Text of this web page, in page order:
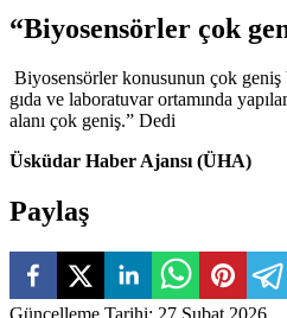
“Biyosensörler çok
Biyosensörler konusunun çok geniş
gıda ve laboratuvar ortamında
alanı çok geniş.” Dedi
Üsküdar Haber Ajansı (ÜHA)
Paylaş